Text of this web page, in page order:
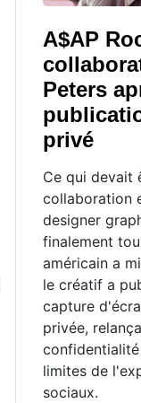
A$AP
Peters
privé
Ce qui devait
collaboration
designer
finalement
américain a
le créatif a
capture
privée,
limites de
sociaux.